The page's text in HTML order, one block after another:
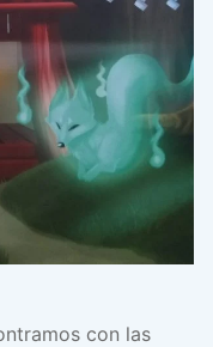
con las